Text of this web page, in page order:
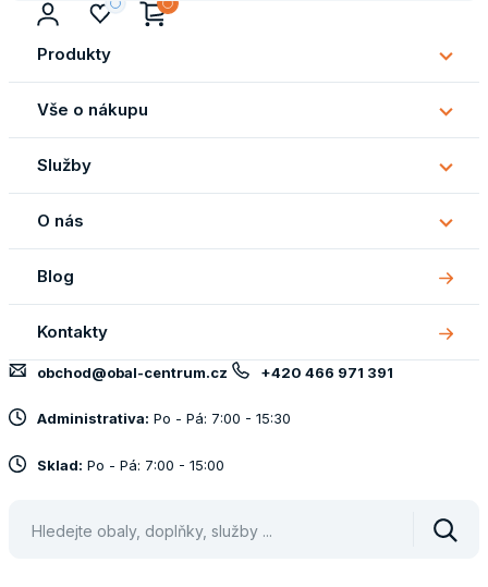
Produkty
Vše o nákupu
Vše
o
Služby
O nás
O
nás
Blog
Kontakty
obchod@obal-centrum.cz +420 466 971 391
Administrativa: Po - Pá: 7:00 - 15:30
Sklad: Po - Pá: 7:00 - 15:00